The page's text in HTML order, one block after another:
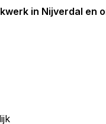
in Nijverdal en